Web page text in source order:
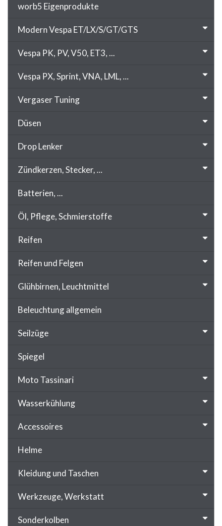
worb5 Eigenprodukte
Modern Vespa ET/LX/S/GT/GTS
Vespa PK, PV, V50, ET3, ...
Vespa PX, Sprint, VNA, LML, ...
Vergaser Tuning
Düsen
Drop Lenker
Zündkerzen, Stecker, ...
Batterien, ...
Öl, Pflege, Schmierstoffe
Reifen
Reifen und Felgen
Glühbirnen, Leuchtmittel
Beleuchtung allgemein
Seilzüge
Spiegel
Moto Tassinari
Wasserkühlung
Accessoires
Helme
Kleidung und Taschen
Werkzeuge, Werkstatt
Sonderkolben